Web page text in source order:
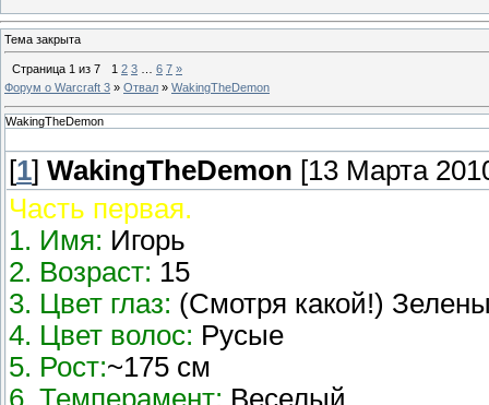
Тема закрыта
Страница 1 из 7 1 2 3 6 7 »
Форум о Warcraft 3 » Отвал » WakingTheDemon
WakingTheDemon
[1] WakingTheDemon [13 Марта
Часть первая.
1. Имя: Игорь
2. Возраст: 15
3. Цвет глаз: (Смотря какой!)
4. Цвет волос: Русые
5. Рост:~175 см
6. Темперамент: Веселый